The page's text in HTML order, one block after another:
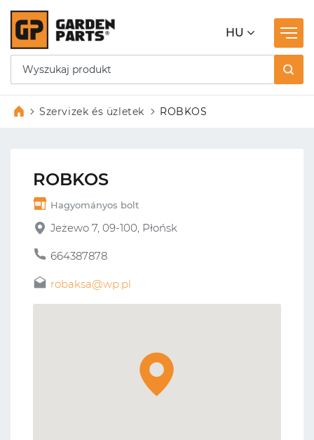
HU
Szervizek és üzletek ROBKOS
ROBKOS
Hagyományos bolt
Jeżewo 7, 09-100, Płońsk
664387878
robaksa@wp.pl